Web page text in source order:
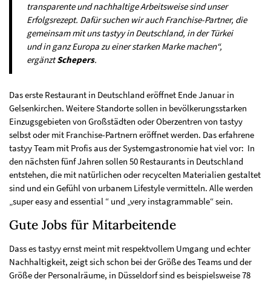
transparente und nachhaltige Arbeitsweise sind unser
Erfolgsrezept. Dafür suchen wir auch Franchise-Partner, die
gemeinsam mit uns tastyy in Deutschland, in der Türkei
und in ganz Europa zu einer starken Marke machen“,
ergänztSchepers.
Das erste Restaurant in Deutschland eröffnet Ende Januar in
Gelsenkirchen. Weitere Standorte sollen in bevölkerungsstarken
Einzugsgebieten von Großstädten oder Oberzentren von tastyy
selbst oder mit Franchise-Partnern eröffnet werden. Das erfahrene
tastyy Team mit Profis aus der Systemgastronomie hat viel vor: In
den nächsten fünf Jahren sollen 50 Restaurants in Deutschland
entstehen, die mit natürlichen oder recycelten Materialien gestaltet
sind und ein Gefühl von urbanem Lifestyle vermitteln. Alle werden
„super easy and essential “ und „very instagrammable“ sein.
Gute Jobs für Mitarbeitende
Dass es tastyy ernst meint mit respektvollem Umgang und echter
Nachhaltigkeit, zeigt sich schon bei der Größe des Teams und der
Größe der Personalräume, in Düsseldorf sind es beispielsweise 78